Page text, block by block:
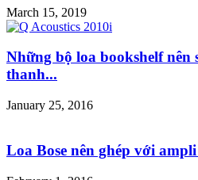
March 15, 2019
Những bộ loa bookshelf nên
thanh...
January 25, 2016
Loa Bose nên ghép với